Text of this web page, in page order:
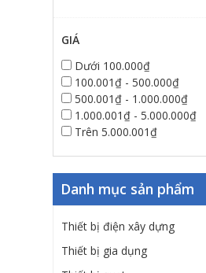
GIÁ
Dưới 100.000₫
100.001₫ - 500.000₫
500.001₫ - 1.000.000₫
1.000.001₫ - 5.000.000₫
Trên 5.000.001₫
Danh mục sản phẩm
Thiết bị điện xây dựng
Thiết bị gia dụng